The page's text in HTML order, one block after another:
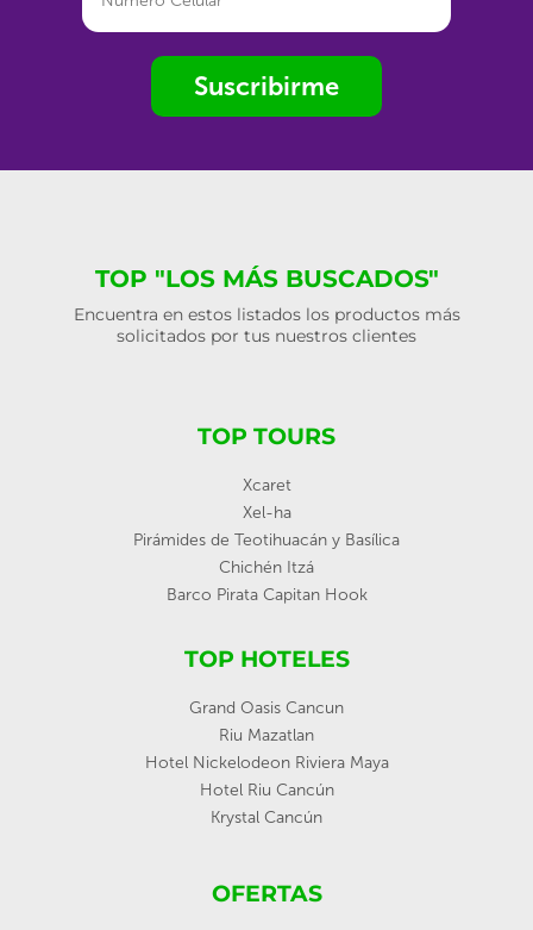
Suscribirme
TOP "LOS MÁS BUSCADOS"
Encuentra en estos listados los productos más
solicitados por tus nuestros clientes
TOP TOURS
Xcaret
Xel-ha
Pirámides de Teotihuacán y Basílica
Chichén Itzá
Barco Pirata Capitan Hook
TOP HOTELES
Grand Oasis Cancun
Riu Mazatlan
Hotel Nickelodeon Riviera Maya
Hotel Riu Cancún
Krystal Cancún
OFERTAS